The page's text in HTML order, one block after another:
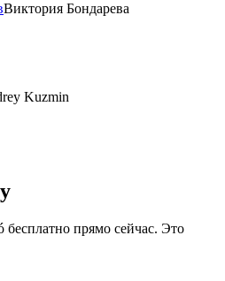
Виктория Бондарева
Kuzmin
прямо сейчас. Это